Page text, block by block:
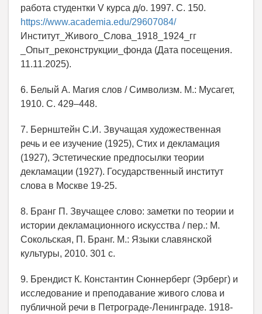
работа студентки V курса д/о. 1997. С. 150.
https://www.academia.edu/29607084/
Институт_Живого_Слова_1918_1924_гг
_Опыт_реконструкции_фонда (Дата посещения.
11.11.2025).
6. Белый А. Магия слов / Символизм. М.: Мусагет,
1910. С. 429–448.
7. Бернштейн С.И. Звучащая художественная
речь и ее изучение (1925), Стих и декламация
(1927), Эстетические предпосылки теории
декламации (1927). Государственный институт
слова в Москве 19-25.
8. Бранг П. Звучащее слово: заметки по теории и
истории декламационного искусства / пер.: М.
Сокольская, П. Бранг. М.: Языки славянской
культуры, 2010. 301 с.
9. Брендист К. Константин Сюннерберг (Эрберг) и
исследование и преподавание живого слова и
публичной речи в Петрограде-Ленинграде. 1918-